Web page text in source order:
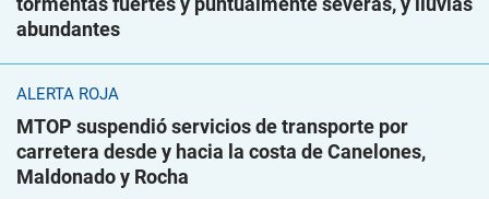
abundantes
ALERTA ROJA
MTOP suspendió servicios de transporte por
carretera desde y hacia la costa de Canelones,
Maldonado y Rocha